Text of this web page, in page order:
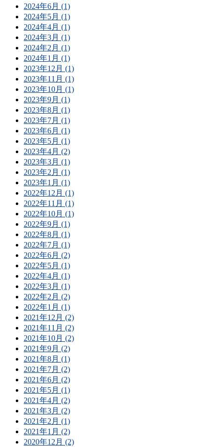
2024年6月 (1)
2024年5月 (1)
2024年4月 (1)
2024年3月 (1)
2024年2月 (1)
2024年1月 (1)
2023年12月 (1)
2023年11月 (1)
2023年10月 (1)
2023年9月 (1)
2023年8月 (1)
2023年7月 (1)
2023年6月 (1)
2023年5月 (1)
2023年4月 (2)
2023年3月 (1)
2023年2月 (1)
2023年1月 (1)
2022年12月 (1)
2022年11月 (1)
2022年10月 (1)
2022年9月 (1)
2022年8月 (1)
2022年7月 (1)
2022年6月 (2)
2022年5月 (1)
2022年4月 (1)
2022年3月 (1)
2022年2月 (2)
2022年1月 (1)
2021年12月 (2)
2021年11月 (2)
2021年10月 (2)
2021年9月 (2)
2021年8月 (1)
2021年7月 (2)
2021年6月 (2)
2021年5月 (1)
2021年4月 (2)
2021年3月 (2)
2021年2月 (1)
2021年1月 (2)
2020年12月 (2)